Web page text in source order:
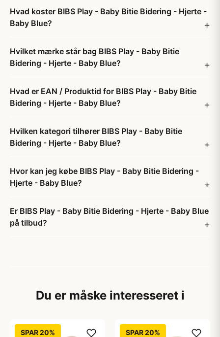
Hvad koster BIBS Play - Baby Bitie Bidering - Hjerte -
Baby Blue?
Hvilket mærke står bag BIBS Play - Baby Bitie
Bidering - Hjerte - Baby Blue?
Hvad er EAN / Produktid for BIBS Play - Baby Bitie
Bidering - Hjerte - Baby Blue?
Hvilken kategori tilhører BIBS Play - Baby Bitie
Bidering - Hjerte - Baby Blue?
Hvor kan jeg købe BIBS Play - Baby Bitie Bidering -
Hjerte - Baby Blue?
Er BIBS Play - Baby Bitie Bidering - Hjerte - Baby Blue
på tilbud?
Du er måske interesseret i
SPAR 20% SPAR 20%